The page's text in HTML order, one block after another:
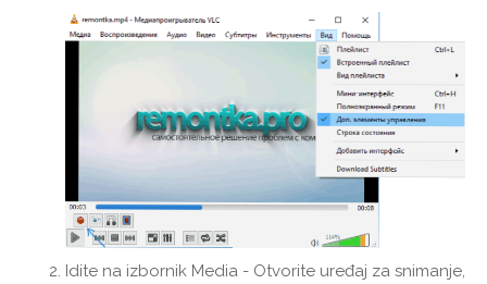
Idite na izbornik Media - Otvorite uređaj za snimanje,